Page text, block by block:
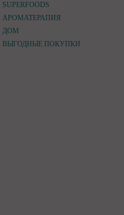
SUPERFOODS
АРОМАТЕРАПИЯ
ДОМ
ВЫГОДНЫЕ ПОКУПКИ